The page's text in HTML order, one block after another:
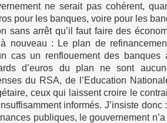
ne serait pas cohérent,
pour les banques, voire pour les
sans arrêt qu’il faut faire des
nouveau : Le plan de
cas un renflouement des banques
d’euros du plan ne sont
du RSA, de l’Education
ceux qui laissent croire le
informés. J’insiste donc
publiques, le gouvernement n’a